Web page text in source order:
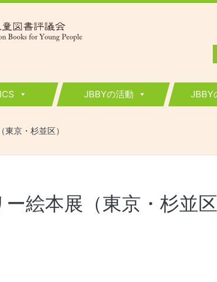
JBBYの活動 JBBY
京・杉並区）
絵本展（東京・杉並区